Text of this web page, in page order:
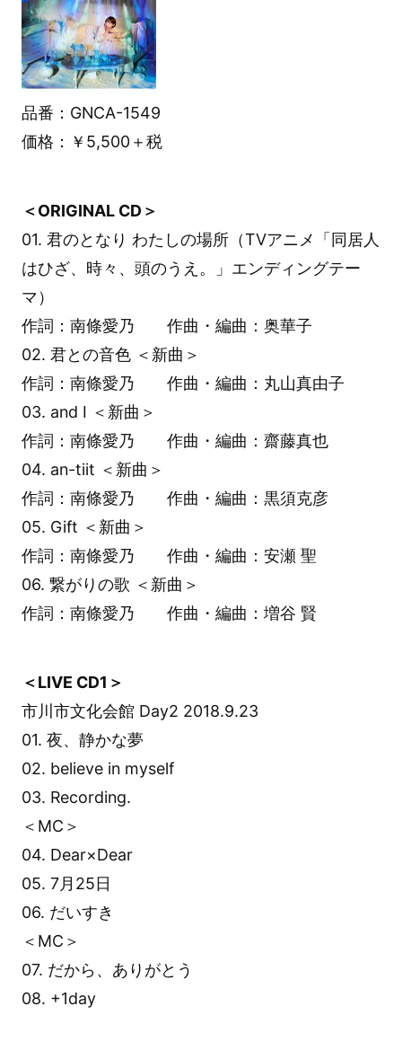
品番：GNCA-1549
価格：￥5,500＋税
＜ORIGINAL CD＞
01. 君のとなり わたしの場所（TVアニメ「同居人
はひざ、時々、頭のうえ。」エンディングテー
マ）
作詞：南條愛乃 作曲・編曲：奥華子
02. 君との音色 ＜新曲＞
作詞：南條愛乃 作曲・編曲：丸山真由子
03. and I ＜新曲＞
作詞：南條愛乃 作曲・編曲：齋藤真也
04. an-tiit ＜新曲＞
作詞：南條愛乃 作曲・編曲：黒須克彦
05. Gift ＜新曲＞
作詞：南條愛乃 作曲・編曲：安瀬 聖
06. 繋がりの歌 ＜新曲＞
作詞：南條愛乃 作曲・編曲：増谷 賢
＜LIVE CD1＞
市川市文化会館 Day2 2018.9.23
01. 夜、静かな夢
02. believe in myself
03. Recording.
＜MC＞
04. Dear×Dear
05. 7月25日
06. だいすき
＜MC＞
07. だから、ありがとう
08. +1day